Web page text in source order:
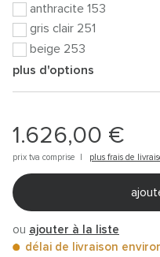
anthracite 153
gris clair 251
beige 253
plus d'options
1.626,00 €
prix tva comprise | plus frais de
ou ajouter à la liste
délai de livraison